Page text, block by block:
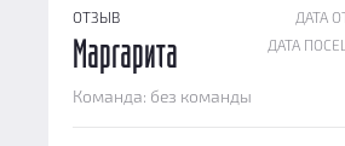
ОТЗЫВ
ДАТА
ДАТА
Маргарита
Команда: без команды